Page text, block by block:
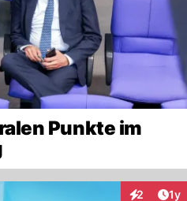
Punkte im
2 1y